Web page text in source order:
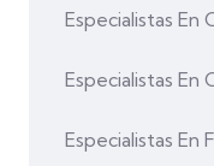
Especialistas En
Especialistas En
Especialistas En